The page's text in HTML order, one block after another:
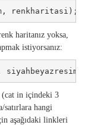
renkharitasi);
haritanız yoksa,
istiyorsanız:
in içindeki 3
hangi
aşağıdaki linkleri